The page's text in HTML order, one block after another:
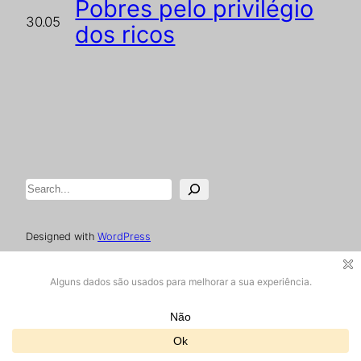
30.05
Pobres pelo privilégio
dos ricos
Pesquisar
Designed with WordPress